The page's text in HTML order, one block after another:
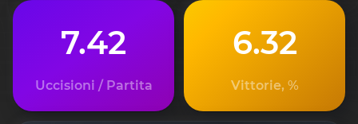
7.42
Uccisioni / Partita
6.32
Vittorie, %